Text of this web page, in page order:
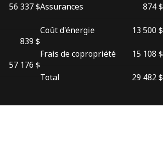
56 337 $
839 $
57 176 $
Assurances 874 $
Coût d'énergie 13 500 $
Frais de copropriété 15 108 $
Total 29 482 $